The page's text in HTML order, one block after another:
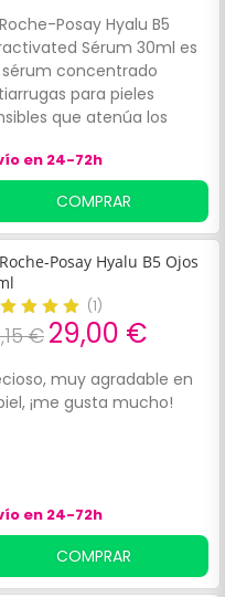
Posay Hyalu B5
Sérum 30ml es
concentrado
para pieles
que atenúa los
y suaviza la piel.
y de rápida absorción
cuatro formas de
hialurónico y vitamina
Proporciona una piel
más tersa,
más suave y
una reducción de las
en 24-72h
COMPRAR
Posay Hyalu B5 Ojos
(1)
€ 29,00 €
muy agradable en
¡me gusta mucho!
en 24-72h
COMPRAR